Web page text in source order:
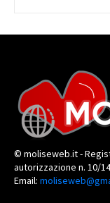
© moliseweb.it -
autorizzazione n. 10/
Email: